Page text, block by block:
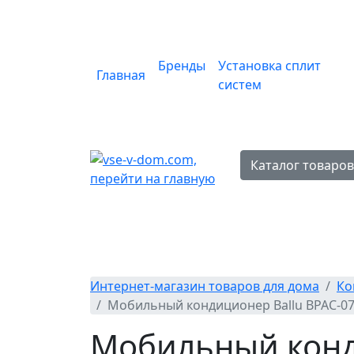
Главная
Бренды
Установка сплит
систем
Каталог
Интернет-магазин товаров для дома
Мобильный кондиционер Ballu BPAC-